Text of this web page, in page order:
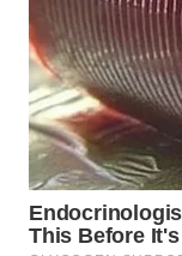
DAIRI
WN
DANAU
TOBA
WN
NIAS